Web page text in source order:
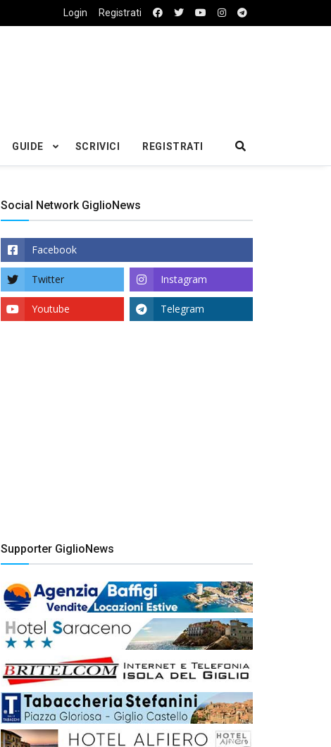
Login Registrati
GUIDE SCRIVICI REGISTRATI
Social Network GiglioNews
Facebook
Twitter Instagram
Youtube Telegram
Supporter GiglioNews